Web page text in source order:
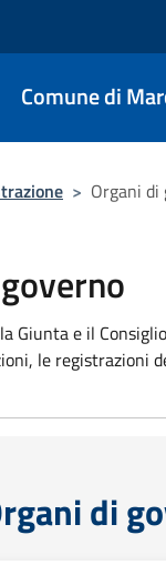
Comune di
> Organi di
Giunta e il
le registrazioni
di